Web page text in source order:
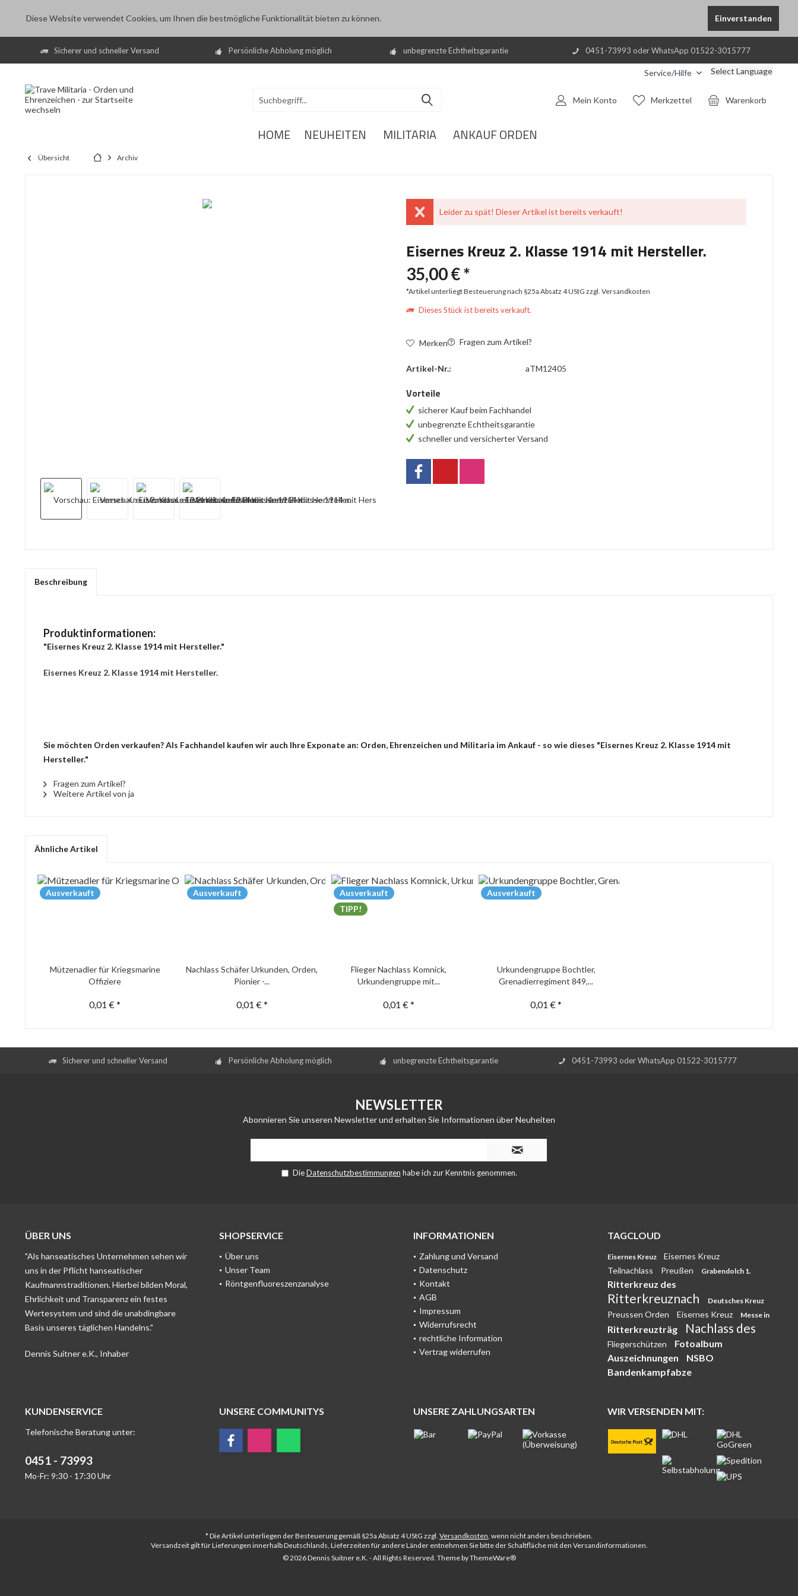
Diese Website verwendet Cookies, um Ihnen die bestmögliche Funktionalität bieten zu können. Einverstanden
Sicherer und schneller Versand Persönliche Abholung möglich unbegrenzte Echtheitsgarantie 0451-73993 oder WhatsApp 01522-3015777
Service/Hilfe Select Language
Warenkorb
Merkzettel
Mein Konto
HOME NEUHEITEN MILITARIA ANKAUF ORDEN
Übersicht Archiv
Leider zu spät! Dieser Artikel ist bereits verkauft!
Eisernes Kreuz 2. Klasse 1914 mit Hersteller.
35,00 € *
*Artikel unterliegt Besteuerung nach §25a Absatz 4 UStGzzgl. Versandkosten
Dieses Stück ist bereits verkauft.
Merken Fragen zum Artikel?
Artikel-Nr.: aTM12405
Vorteile
sicherer Kauf beim Fachhandel
unbegrenzte Echtheitsgarantie
schneller und versicherter Versand
Beschreibung
Produktinformationen:
"Eisernes Kreuz 2. Klasse 1914 mit Hersteller."
Eisernes Kreuz 2. Klasse 1914 mit Hersteller.
Sie möchten Orden verkaufen? Als Fachhandel kaufen wir auch Ihre Exponate an: Orden, Ehrenzeichen und Militaria im Ankauf - so wie dieses "Eisernes Kreuz 2. Klasse 1914 mit
Hersteller."
Fragen zum Artikel?
Weitere Artikel von ja
Ähnliche Artikel
Ausverkauft
Mützenadler für Kriegsmarine
Offiziere
0,01 € *
Ausverkauft
Nachlass Schäfer Urkunden, Orden,
Pionier -...
0,01 € *
Ausverkauft
TIPP!
Flieger Nachlass Komnick,
Urkundengruppe mit...
0,01 € *
Ausverkauft
Urkundengruppe Bochtler,
Grenadierregiment 849,...
0,01 € *
Sicherer und schneller Versand Persönliche Abholung möglich unbegrenzte Echtheitsgarantie 0451-73993 oder WhatsApp 01522-3015777
NEWSLETTER
Abonnieren Sie unseren Newsletter und erhalten Sie Informationen über Neuheiten
DieDatenschutzbestimmungen habe ich zur Kenntnis genommen.
ÜBER UNS
"Als hanseatisches Unternehmen sehen wir
uns in der Pflicht hanseatischer
Kaufmannstraditionen. Hierbei bilden Moral,
Ehrlichkeit und Transparenz ein festes
Wertesystem und sind die unabdingbare
Basis unseres täglichen Handelns."
Dennis Suitner e.K., Inhaber
SHOPSERVICE
Über uns
Unser Team
Röntgenfluoreszenzanalyse
INFORMATIONEN
Zahlung und Versand
Datenschutz
Kontakt
AGB
Impressum
Widerrufsrecht
rechtliche Information
Vertrag widerrufen
TAGCLOUD
Eisernes Kreuz
Eisernes Kreuz
Teilnachlass
Preußen Grabendolch 1.
Ritterkreuz des
Ritterkreuznach Deutsches Kreuz
Preussen Orden Eisernes Kreuz Messe in
Ritterkreuzträg Nachlass des
Fliegerschützen
Fotoalbum
Auszeichnungen
NSBO
Bandenkampfabze
KUNDENSERVICE
Telefonische Beratung unter:
0451 - 73993
Mo-Fr: 9:30 - 17:30 Uhr
UNSERE COMMUNITYS UNSERE ZAHLUNGSARTEN WIR VERSENDEN MIT:
* Die Artikel unterliegen der Besteuerung gemäß §25a Absatz 4 UStG zzgl. Versandkosten, wenn nicht anders beschrieben.
Versandzeit gilt für Lieferungen innerhalb Deutschlands, Lieferzeiten für andere Länder entnehmen Sie bitte der Schaltfläche mit den Versandinformationen.
© 2026 Dennis Suitner e.K. - All Rights Reserved. Theme byThemeWare®